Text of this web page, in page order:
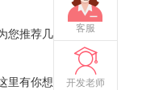
您推荐几家
里有你想要
客服
开发老师